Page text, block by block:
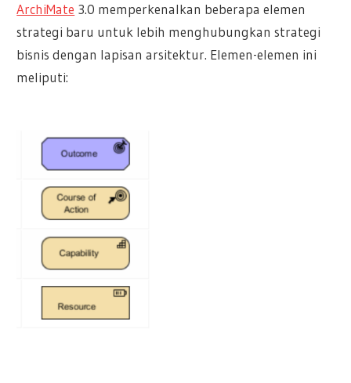
ArchiMate 3.0 memperkenalkan beberapa elemen
strategi baru untuk lebih menghubungkan strategi
bisnis dengan lapisan arsitektur. Elemen-elemen ini
meliputi: